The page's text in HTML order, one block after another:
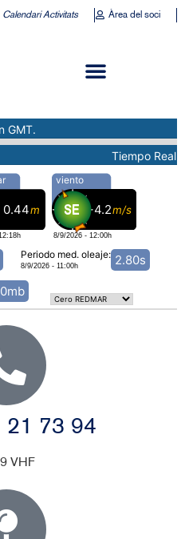
Calendari Activitats Àrea del soci
21 73 94
VHF